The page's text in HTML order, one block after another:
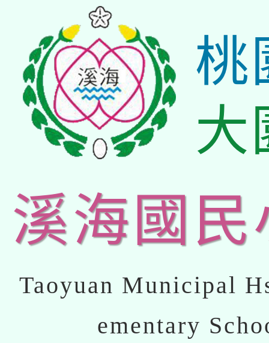
桃
大
溪海國民
Taoyuan Municipal
ementary